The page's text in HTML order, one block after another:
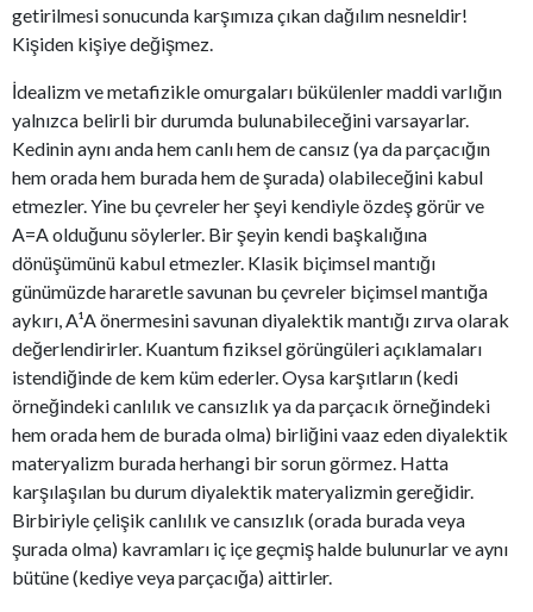
getirilmesi sonucunda karşımıza çıkan dağılım nesneldir!
Kişiden kişiye değişmez.
İdealizm ve metafizikle omurgaları bükülenler maddi varlığın
yalnızca belirli bir durumda bulunabileceğini varsayarlar.
Kedinin aynı anda hem canlı hem de cansız (ya da parçacığın
hem orada hem burada hem de şurada) olabileceğini kabul
etmezler. Yine bu çevreler her şeyi kendiyle özdeş görür ve
A=A olduğunu söylerler. Bir şeyin kendi başkalığına
dönüşümünü kabul etmezler. Klasik biçimsel mantığı
günümüzde hararetle savunan bu çevreler biçimsel mantığa
aykırı, A¹A önermesini savunan diyalektik mantığı zırva olarak
değerlendirirler. Kuantum fiziksel görüngüleri açıklamaları
istendiğinde de kem küm ederler. Oysa karşıtların (kedi
örneğindeki canlılık ve cansızlık ya da parçacık örneğindeki
hem orada hem de burada olma) birliğini vaaz eden diyalektik
materyalizm burada herhangi bir sorun görmez. Hatta
karşılaşılan bu durum diyalektik materyalizmin gereğidir.
Birbiriyle çelişik canlılık ve cansızlık (orada burada veya
şurada olma) kavramları iç içe geçmiş halde bulunurlar ve aynı
bütüne (kediye veya parçacığa) aittirler.